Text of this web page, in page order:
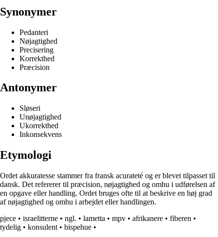
Synonymer
Pedanteri
Nøjagtighed
Precisering
Korrekthed
Præcision
Antonymer
Sløseri
Unøjagtighed
Ukorrekthed
Inkonsekvens
Etymologi
Ordet akkuratesse stammer fra fransk acurateté og er blevet tilpasset til
dansk. Det refererer til præcision, nøjagtighed og omhu i udførelsen af
en opgave eller handling. Ordet bruges ofte til at beskrive en høj grad
af nøjagtighed og omhu i arbejdet eller handlingen.
pjece • israelitterne • ngl. • lametta • mpv • afrikanere • fiberen •
tydelig • konsulent • bispehue •